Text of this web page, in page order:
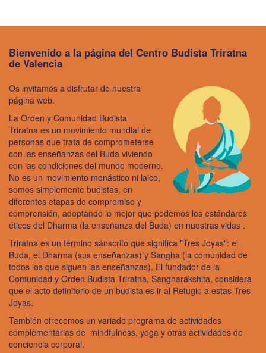
Bienvenido a la página del Centro Budista Triratna
de Valencia
Os invitamos a disfrutar de nuestra
página web.
La Orden y Comunidad Budista
Triratna es un movimiento mundial de
personas que trata de comprometerse
con las enseñanzas del Buda viviendo
con las condiciones del mundo moderno.
No es un movimiento monástico ni laico,
somos simplemente budistas, en
diferentes etapas de compromiso y
comprensión, adoptando lo mejor que podemos los estándares
éticos del Dharma (la enseñanza del Buda) en nuestras vidas .
Triratna es un término sánscrito que significa "Tres Joyas": el
Buda, el Dharma (sus enseñanzas) y Sangha (la comunidad de
todos los que siguen las enseñanzas). El fundador de la
Comunidad y Orden Budista Triratna, Sangharákshita, considera
que el acto definitorio de un budista es ir al Refugio a estas Tres
Joyas.
También ofrecemos un variado programa de actividades
complementarias de mindfulness, yoga y otras actividades de
conciencia corporal.